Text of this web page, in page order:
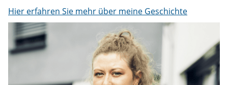
Hier erfahren Sie mehr über meine Geschichte